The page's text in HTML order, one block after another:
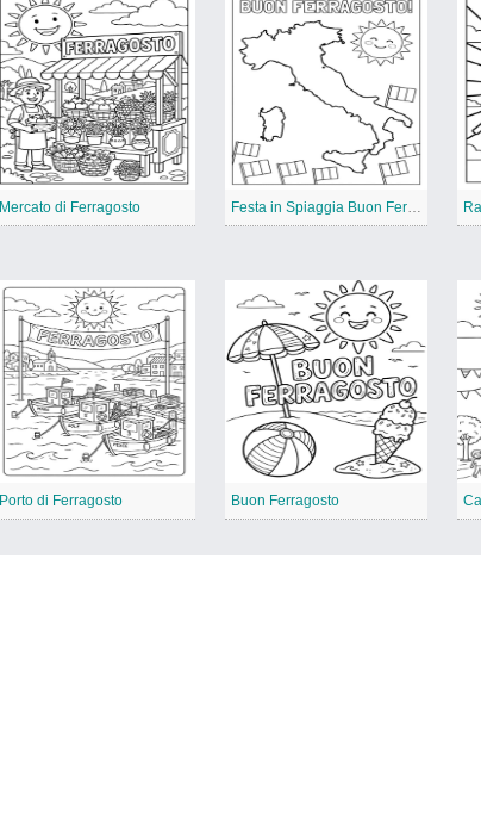
Mercato di Ferragosto Festa in Spiaggia Buon Ferragosto
Porto di Ferragosto Buon Ferragosto